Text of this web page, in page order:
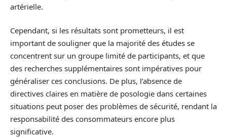
artérielle.
Cependant, si les résultats sont prometteurs, il est
important de souligner que la majorité des études se
concentrent sur un groupe limité de participants, et que
des recherches supplémentaires sont impératives pour
généraliser ces conclusions. De plus, l’absence de
directives claires en matière de posologie dans certaines
situations peut poser des problèmes de sécurité, rendant la
responsabilité des consommateurs encore plus
significative.